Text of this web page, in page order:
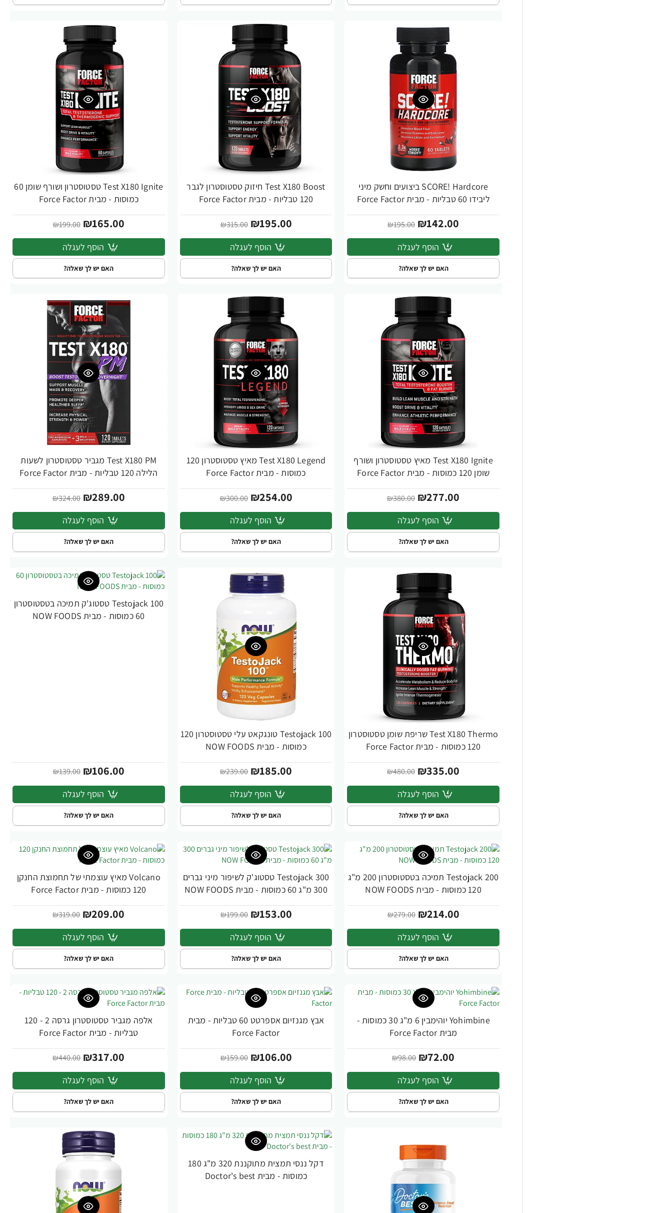
-27%
SCORE!‎ Hardcore ביצועים וחשק מיני
ליבידו 60 טבליות - מבית Force Factor
₪142.00
₪195.00
הוסף לעגלה
האם יש לך שאלה?
-38%
Test X180 Boost חיזוק טסטוסטרון לגבר
120 טבליות - מבית Force Factor
₪195.00
₪315.00
הוסף לעגלה
האם יש לך שאלה?
-17%
Test X180 Ignite טסטוסטרון ושורף שומן 60
כמוסות - מבית Force Factor
₪165.00
₪199.00
הוסף לעגלה
האם יש לך שאלה?
-27%
Test X180 Ignite מאיץ טסטוסטרון ושורף
שומן 120 כמוסות - מבית Force Factor
₪277.00
₪380.00
הוסף לעגלה
האם יש לך שאלה?
-15%
Test X180 Legend מאיץ טסטוסטרון 120
כמוסות - מבית Force Factor
₪254.00
₪300.00
הוסף לעגלה
האם יש לך שאלה?
-11%
Test X180 PM מגביר טסטוסטרון לשעות
הלילה 120 טבליות - מבית Force Factor
₪289.00
₪324.00
הוסף לעגלה
האם יש לך שאלה?
-30%
Test X180 Thermo שריפת שומן טסטוסטרון
120 כמוסות - מבית Force Factor
₪335.00
₪480.00
הוסף לעגלה
האם יש לך שאלה?
-23%
Testojack 100 טונגקאט עלי טסטוסטרון 120
כמוסות - מבית NOW FOODS
₪185.00
₪239.00
הוסף לעגלה
האם יש לך שאלה?
-24%
Testojack 100 טסטוג'ק תמיכה בטסטוסטרון
60 כמוסות - מבית NOW FOODS
₪106.00
₪139.00
הוסף לעגלה
האם יש לך שאלה?
-23%
Testojack 200 תמיכה בטסטוסטרון 200 מ"ג
120 כמוסות - מבית NOW FOODS
₪214.00
₪279.00
הוסף לעגלה
האם יש לך שאלה?
-23%
Testojack 300 טסטוג'ק לשיפור מיני גברים
300 מ"ג 60 כמוסות - מבית NOW FOODS
₪153.00
₪199.00
הוסף לעגלה
האם יש לך שאלה?
-34%
Volcano מאיץ עוצמתי של תחמוצת החנקן
120 כמוסות - מבית Force Factor
₪209.00
₪319.00
הוסף לעגלה
האם יש לך שאלה?
-27%
Yohimbine יוהימבין 6 מ"ג 30 כמוסות -
מבית Force Factor
₪72.00
₪98.00
הוסף לעגלה
האם יש לך שאלה?
-33%
אבץ מגנזיום אספרטט 60 טבליות - מבית
Force Factor
₪106.00
₪159.00
הוסף לעגלה
האם יש לך שאלה?
אלפה מגביר טסטוסטרון גרסה 2 - 120
טבליות - מבית Force Factor
₪317.00
₪440.00
הוסף לעגלה
האם יש לך שאלה?
-31%
דקל ננסי תמצית מתוקננת 320 מ"ג 180
כמוסות - מבית Doctor's best